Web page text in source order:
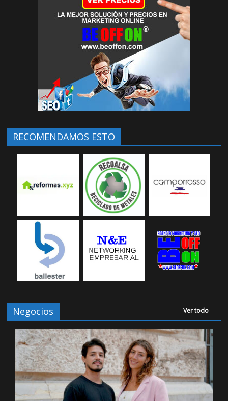
RECOMENDAMOS ESTO
Negocios Ver todo